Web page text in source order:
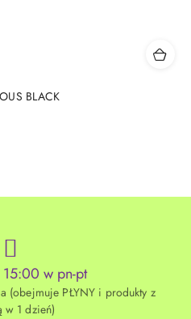
BLACK
w pn-pt
(obejmuje PŁYNY i produkty z
w 1 dzień)